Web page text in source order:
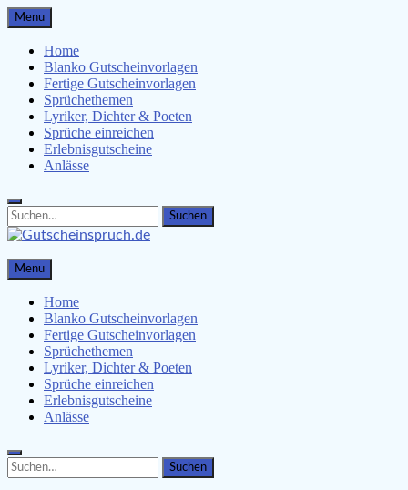
Skip
to
content
Menu
Home
Blanko Gutscheinvorlagen
Fertige Gutscheinvorlagen
Sprüchethemen
Lyriker, Dichter & Poeten
Sprüche einreichen
Erlebnisgutscheine
Anlässe
Search
for:
Search
Gutscheinspruch.de
Gutscheinsprüche & Gutscheinvorlagen finden
Menu
Home
Blanko Gutscheinvorlagen
Fertige Gutscheinvorlagen
Sprüchethemen
Lyriker, Dichter & Poeten
Sprüche einreichen
Erlebnisgutscheine
Anlässe
Search
for:
Search